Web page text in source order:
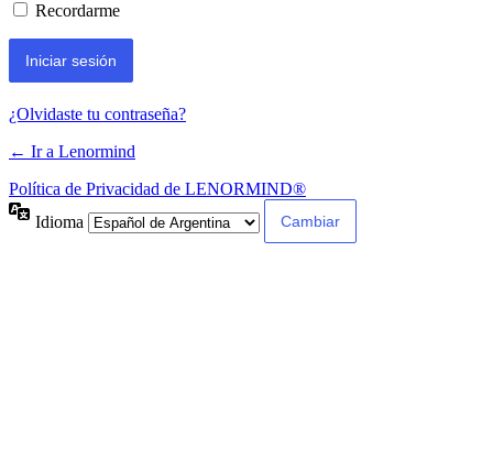
Recordarme
¿Olvidaste tu contraseña?
← Ir a Lenormind
Política de Privacidad de LENORMIND®
Idioma